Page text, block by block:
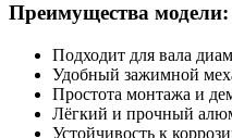
Преимущества модели:
Подходит для вала
Удобный зажимной
Простота монтажа и
Лёгкий и прочный
Устойчивость к